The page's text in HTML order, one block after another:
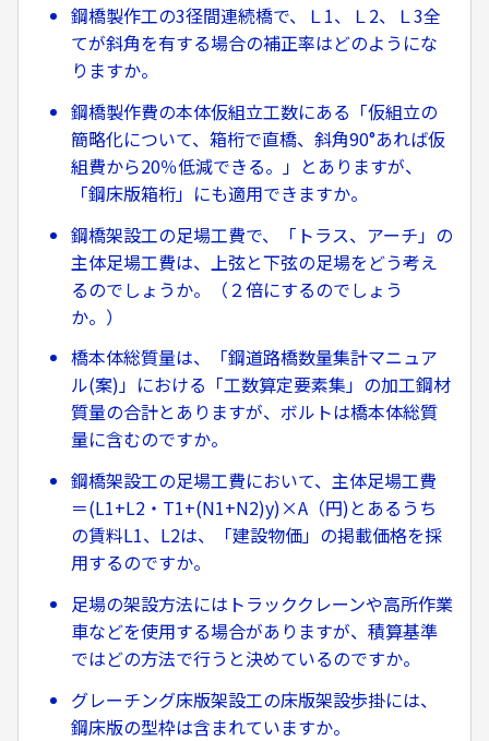
鋼橋製作工の3径間連続橋で、Ｌ1、Ｌ2、Ｌ3全
てが斜角を有する場合の補正率はどのようにな
りますか。
鋼橋製作費の本体仮組立工数にある「仮組立の
簡略化について、箱桁で直橋、斜角90°あれば仮
組費から20％低減できる。」とありますが、
「鋼床版箱桁」にも適用できますか。
鋼橋架設工の足場工費で、「トラス、アーチ」の
主体足場工費は、上弦と下弦の足場をどう考え
るのでしょうか。（２倍にするのでしょう
か。）
橋本体総質量は、「鋼道路橋数量集計マニュア
ル(案)」における「工数算定要素集」の加工鋼材
質量の合計とありますが、ボルトは橋本体総質
量に含むのですか。
鋼橋架設工の足場工費において、主体足場工費
＝(L1+L2・T1+(N1+N2)y)×A（円)とあるうち
の賃料L1、L2は、「建設物価」の掲載価格を採
用するのですか。
足場の架設方法にはトラッククレーンや高所作業
車などを使用する場合がありますが、積算基準
ではどの方法で行うと決めているのですか。
グレーチング床版架設工の床版架設歩掛には、
鋼床版の型枠は含まれていますか。